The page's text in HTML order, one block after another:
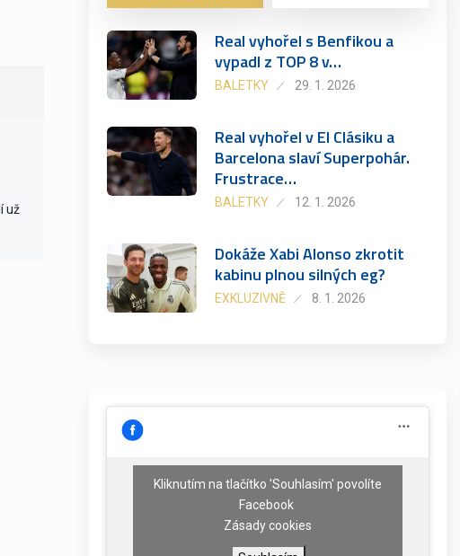
už
Real vyhořel s Benfikou a
vypadl z TOP 8 v…
BALETKY 29. 1. 2026
Real vyhořel v El Clásiku a
Barcelona slaví Superpohár.
Frustrace…
BALETKY 12. 1. 2026
Dokáže Xabi Alonso zkrotit
kabinu plnou silných eg?
EXKLUZIVNĚ 8. 1. 2026
Kliknutím na tlačítko 'Souhlasím' povolíte
Facebook
Zásady cookies